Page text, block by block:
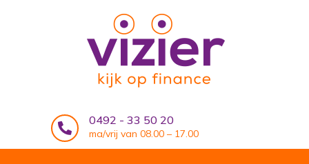

0492 - 33 50 20
ma/vrij van 08.00 – 17.00